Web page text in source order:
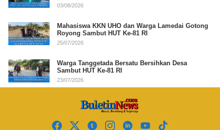
03/08/2026
Mahasiswa KKN UHO dan Warga Lamedai Gotong
Royong Sambut HUT Ke-81 RI
25/07/2026
Warga Tanggetada Bersatu Bersihkan Desa
Sambut HUT Ke-81 RI
23/07/2026